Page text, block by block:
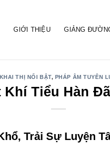
GIỚI THIỆU GIẢNG
KHAI THỊ NỔI BẬT, PHÁP ÂM TUYÊN
Khí Tiểu Hàn
Trải Sự Luyện